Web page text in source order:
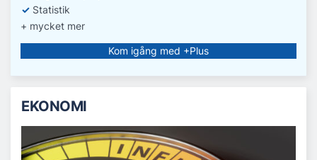
✓ Statistik
+ mycket mer
Kom igång med +Plus
EKONOMI